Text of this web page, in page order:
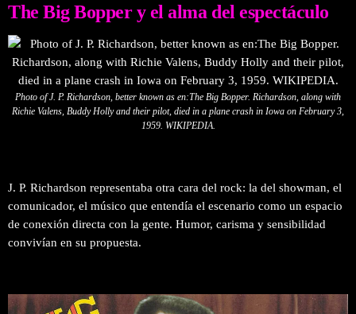
The Big Bopper y el alma del espectáculo
Photo of J. P. Richardson, better known as en:The Big Bopper. Richardson, along with
Richie Valens, Buddy Holly and their pilot, died in a plane crash in Iowa on February 3,
1959. WIKIPEDIA.
J. P. Richardson representaba otra cara del rock: la del showman, el
comunicador, el músico que entendía el escenario como un espacio
de conexión directa con la gente. Humor, carisma y sensibilidad
convivían en su propuesta.